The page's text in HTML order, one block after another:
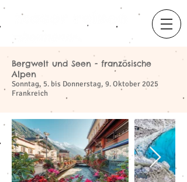
Bergwelt und Seen - französische
Alpen
Sonntag, 5. bis Donnerstag, 9. Oktober 2025
​
Frankreich